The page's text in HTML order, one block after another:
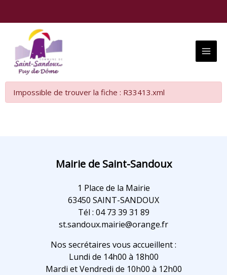
Menu
Impossible de trouver la fiche : R33413.xml
Mairie de Saint-Sandoux
1 Place de la Mairie
63450 SAINT-SANDOUX
Tél : 04 73 39 31 89
st.sandoux.mairie@orange.fr
Nos secrétaires vous accueillent :
Lundi de 14h00 à 18h00
Mardi et Vendredi de 10h00 à 12h00